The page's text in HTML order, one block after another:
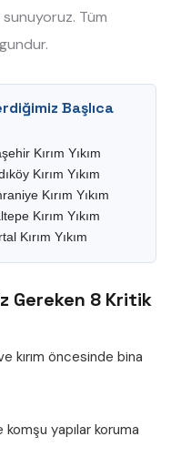
Tüm
Başlıca
Kırım Yıkım
Kırım Yıkım
Kırım Yıkım
Kırım Yıkım
Kırım Yıkım
Gereken 8 Kritik
kırım öncesinde bina
komşu yapılar koruma